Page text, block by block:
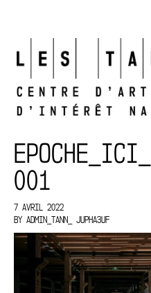
001
7 AVRIL 2022
BY ADMIN_TANN_ JUPHA3UF